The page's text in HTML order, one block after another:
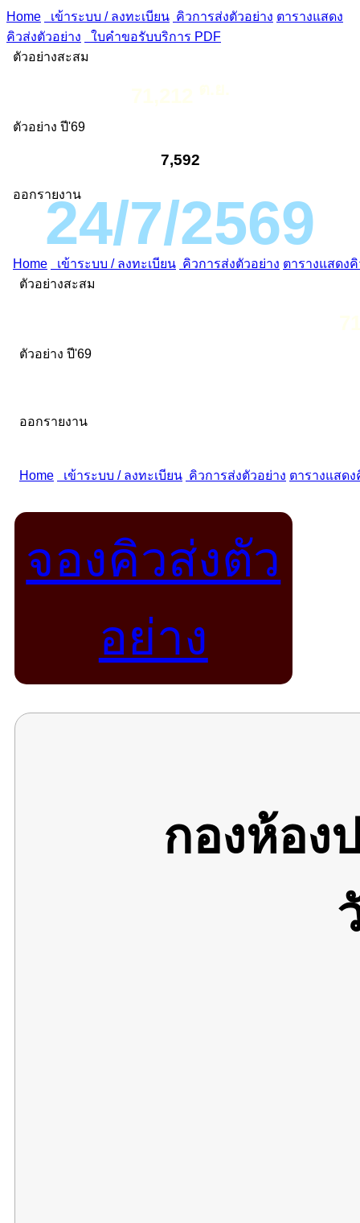
Home เข้าระบบ / ลงทะเบียน คิวการส่งตัวอย่าง ตารางแสดง
คิวส่งตัวอย่าง
ใบคำขอรับบริการ PDF
ตัวอย่างสะสม
ตัวอย่าง ปี'69
7,592
ออกรายงาน24/7/2569
จองคิวส่งตัว
อย่าง
กองห้อง